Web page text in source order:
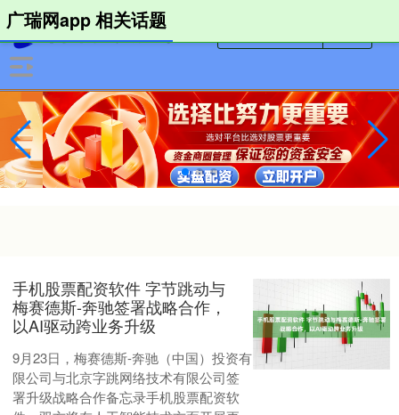
广瑞网app 相关话题
手机股票配资软件 字节跳动与
梅赛德斯-奔驰签署战略合作，
以AI驱动跨业务升级
9月23日，梅赛德斯-奔驰（中国）投资有
限公司与北京字跳网络技术有限公司签
署升级战略合作备忘录手机股票配资软